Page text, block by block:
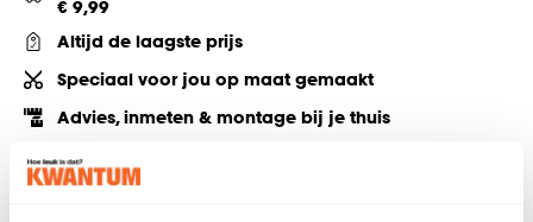
€ 9,99
Altijd de laagste prijs
Speciaal voor jou op maat gemaakt
Advies, inmeten & montage bij je thuis
Deel jouw product & volg ons op social